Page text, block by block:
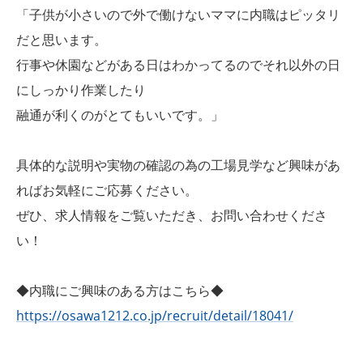
「子供が小さいので外で働けないママに内職はピッタリ
だと思います。
行事や休園などがある日はわかってるのでそれ以外の日
にしっかり作業したり
融通が利くのがとてもいいです。」
具体的な説明や実物の確認の為の工場見学など興味があ
ればお気軽にご応募ください。
ぜひ、求人情報をご覧いただき、お問い合わせくださ
い！
◆内職にご興味のある方はこちら◆
https://osawa1212.co.jp/recruit/detail/18041/